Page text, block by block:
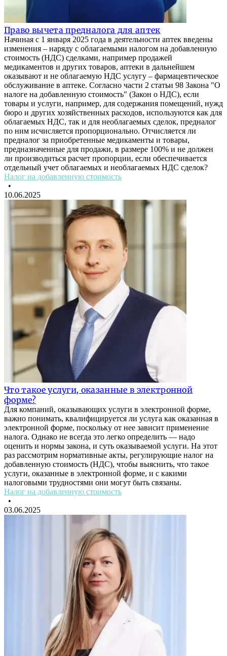
Право вычета предналога для аптек
Начиная с 1 января 2025 года в деятельности аптек введены
изменения – наряду с облагаемыми налогом на добавленную
стоимость (НДС) сделками, например продажей
медикаментов и других товаров, аптеки в дальнейшем
оказывают и не облагаемую НДС услугу – фармацевтическое
обслуживание в аптеке. Согласно части 2 статьи 98 Закона "О
налоге на добавленную стоимость" (Закон о НДС), если
товары и услуги, например, для содержания помещений, нужд
бюро и других хозяйственных расходов, используются как для
облагаемых НДС, так и для необлагаемых сделок, предналог
по ним исчисляется пропорционально. Отчисляется ли
предналог за приобретенные медикаменты и товары,
предназначенные для продажи, в размере 100% и не должен
ли производиться расчет пропорции, если обеспечивается
отдельный учет облагаемых и необлагаемых НДС сделок?
Налог на добавленную стоимость
•
10.06.2025
Что такое услуги, оказанные в электронной
форме?
Для компаний, оказывающих услуги в электронной форме,
важно понимать, квалифицируется ли услуга как оказанная в
электронной форме, поскольку от нее зависит применение
налога. Однако не всегда это легко определить — надо
оценить и нормы закона, и суть оказываемой услуги. На этот
раз рассмотрим нормативные акты, регулирующие налог на
добавленную стоимость (НДС), чтобы выяснить, что такое
услуги, оказанные в электронной форме, и с какими
налоговыми трудностями они могут быть связаны.
Налог на добавленную стоимость
•
03.06.2025